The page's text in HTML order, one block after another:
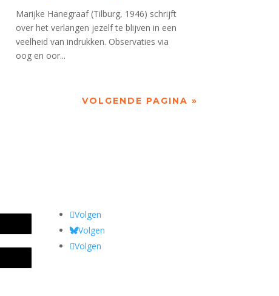
Marijke Hanegraaf (Tilburg, 1946) schrijft
over het verlangen jezelf te blijven in een
veelheid van indrukken. Observaties via
oog en oor...
VOLGENDE PAGINA »
Volgen
Volgen
Volgen